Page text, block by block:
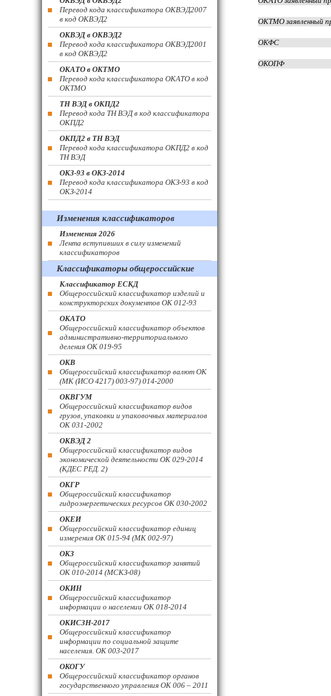
ОКТМО заявленный
ОКФС
ОКОПФ
Перевод кода классификатора ОКВЭД2007
в код ОКВЭД2
ОКВЭД в ОКВЭД2
Перевод кода классификатора ОКВЭД2001
в код ОКВЭД2
ОКАТО в ОКТМО
Перевод кода классификатора ОКАТО в код
ОКТМО
ТН ВЭД в ОКПД2
Перевод кода ТН ВЭД в код классификатора
ОКПД2
ОКПД2 в ТН ВЭД
Перевод кода классификатора ОКПД2 в код
ТН ВЭД
ОКЗ-93 в ОКЗ-2014
Перевод кода классификатора ОКЗ-93 в код
ОКЗ-2014
Изменения классификаторов
Изменения 2026
Лента вступивших в силу изменений
классификаторов
Классификаторы общероссийские
Классификатор ЕСКД
Общероссийский классификатор изделий и
конструкторских документов ОК 012-93
ОКАТО
Общероссийский классификатор объектов
административно-территориального
деления ОК 019-95
ОКВ
Общероссийский классификатор валют ОК
(МК (ИСО 4217) 003-97) 014-2000
ОКВГУМ
Общероссийский классификатор видов
грузов, упаковки и упаковочных материалов
ОК 031-2002
ОКВЭД 2
Общероссийский классификатор видов
экономической деятельности ОК 029-2014
(КДЕС РЕД. 2)
ОКГР
Общероссийский классификатор
гидроэнергетических ресурсов ОК 030-2002
ОКЕИ
Общероссийский классификатор единиц
измерения ОК 015-94 (МК 002-97)
ОКЗ
Общероссийский классификатор занятий
ОК 010-2014 (МСКЗ-08)
ОКИН
Общероссийский классификатор
информации о населении ОК 018-2014
ОКИСЗН-2017
Общероссийский классификатор
информации по социальной защите
населения. ОК 003-2017
ОКОГУ
Общероссийский классификатор органов
государственного управления ОК 006 – 2011